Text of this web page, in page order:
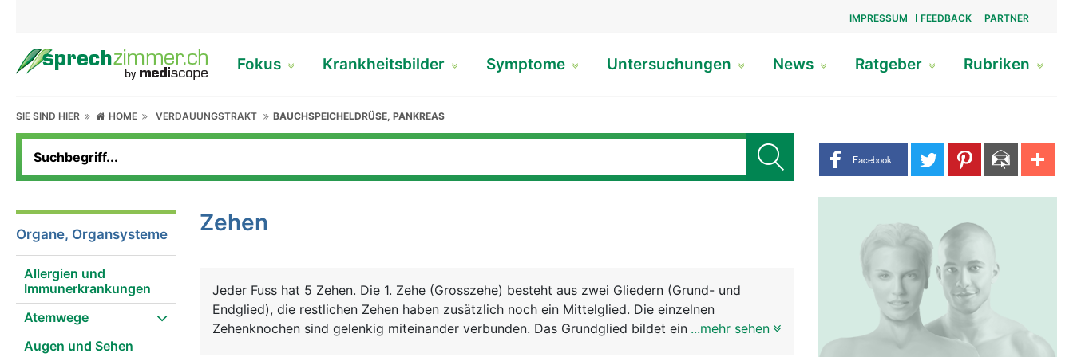
IMPRESSUM FEEDBACK PARTNER
Fokus Krankheitsbilder Symptome Untersuchungen News Ratgeber Rubriken
SIE SIND HIER HOME VERDAUUNGSTRAKT BAUCHSPEICHELDRÜSE, PANKREAS
Share buttons
Facebook
Organe, Organsysteme
Allergien und
Immunerkrankungen
Atemwege
Augen und Sehen
Zehen
Jeder Fuss hat 5 Zehen. Die 1. Zehe (Grosszehe) besteht aus zwei Gliedern (Grund- und
Endglied), die restlichen Zehen haben zusätzlich noch ein Mittelglied. Die einzelnen
Zehenknochen sind gelenkig miteinander verbunden. Das Grundglied bildet ein Gelenk mit
...mehr sehen